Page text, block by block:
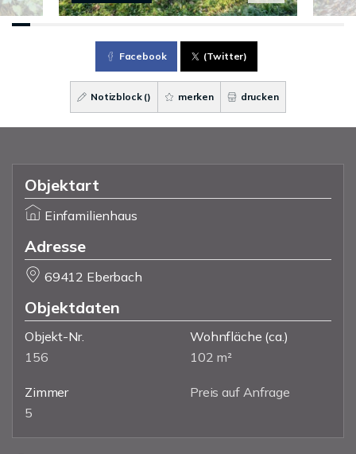
Facebook (Twitter)
Notizblock () merken drucken
Objektart
Einfamilienhaus
Adresse
69412 Eberbach
Objektdaten
Objekt-Nr.
156
Wohnfläche (ca.)
102 m²
Zimmer
5
Preis auf Anfrage